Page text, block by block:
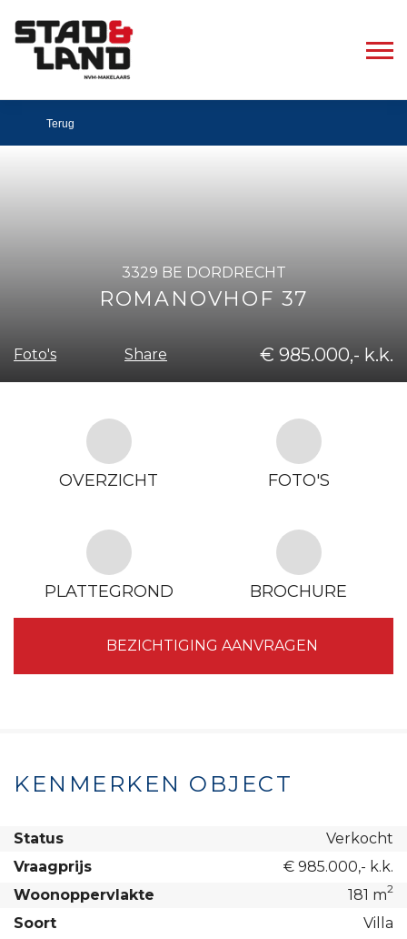
Terug
3329 BE DORDRECHT
ROMANOVHOF 37
Foto's Share € 985.000,- k.k.
OVERZICHT FOTO'S
PLATTEGROND BROCHURE
BEZICHTIGING AANVRAGEN
KENMERKEN OBJECT
Status
Verkocht
Vraagprijs
€ 985.000,- k.k.
Woonoppervlakte
181 m2
Soort
Villa